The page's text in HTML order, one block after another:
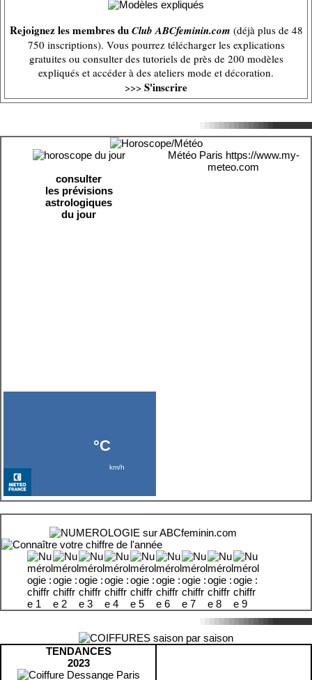
Rejoignez les membres duClub ABCfeminin.com (déjà plus de 48
750 inscriptions). Vous pourrez télécharger les explications
gratuites ou consulter des tutoriels de près de 200 modèles
expliqués et accéder à des ateliers mode et décoration.
>>> S'inscrire
consulter
les prévisions
astrologiques
du jour
Météo Paris https://www.my-
meteo.com
TENDANCES
2023